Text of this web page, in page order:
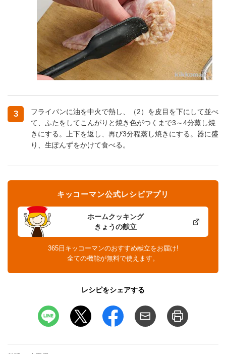
3
フライパンに油を中火で熱し、（2）を皮目を下にして並べ
て、ふたをしてこんがりと焼き色がつくまで3～4分蒸し焼
きにする。上下を返し、再び3分程蒸し焼きにする。器に盛
り、生ぽんずをかけて食べる。
ホームクッキング
きょうの献立
キッコーマン公式レシピアプリ
365日キッコーマンのおすすめ献立をお届け!
全ての機能が無料で使えます。
レシピをシェアする